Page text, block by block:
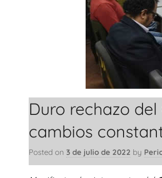
Duro rechazo
cambios
Posted on 3 de julio de 2022 by